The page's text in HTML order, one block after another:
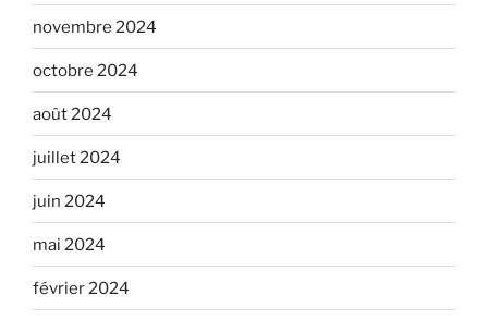
novembre 2024
octobre 2024
août 2024
juillet 2024
juin 2024
mai 2024
février 2024